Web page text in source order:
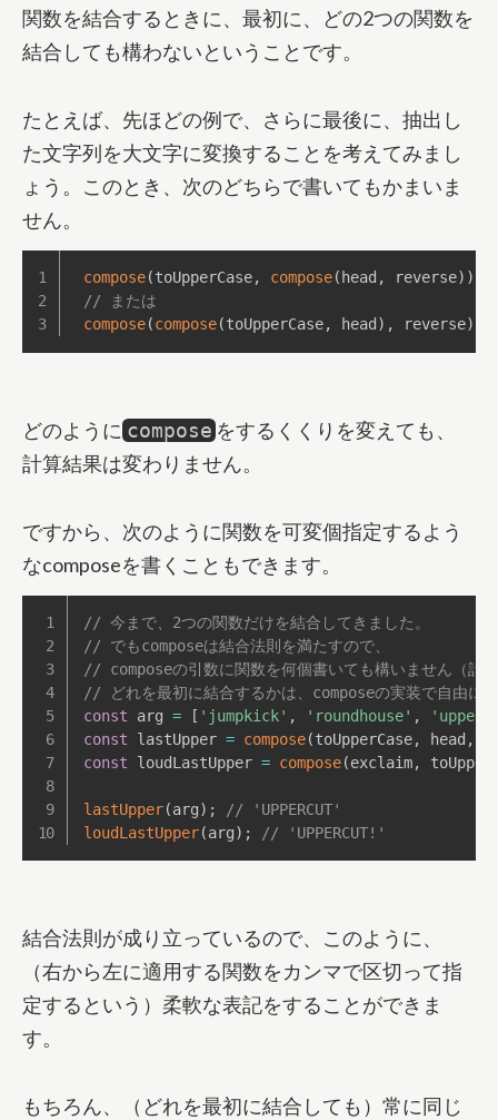
関数を結合するときに、最初に、どの2つの関数を
結合しても構わないということです。
たとえば、先ほどの例で、さらに最後に、抽出し
た文字列を大文字に変換することを考えてみまし
ょう。このとき、次のどちらで書いてもかまいま
せん。
compose(toUpperCase, compose( head , reverse) )
// または
compose(compose(toUpperCase, head ) , reverse)
どのように compose をするくくりを変えても、
計算結果は変わりません。
ですから、次のように関数を可変個指定するよう
なcomposeを書くこともできます。
// 今まで、2つの関数だけを結合してきました。
// でもcomposeは結合法則を満たすので、
// composeの引数に関数を何個書いても構いません（計
// どれを最初に結合するかは、composeの実装で自由に
const arg = [ 'jumpkick' , 'roundhouse' ,
const lastUpper = compose(toUpperCase, head ,
const loudLastUpper = compose(exclaim,
lastUpper(arg) ;
// 'UPPERCUT'
loudLastUpper(arg) ; // 'UPPERCUT!'
結合法則が成り立っているので、このように、
（右から左に適用する関数をカンマで区切って指
定するという）柔軟な表記をすることができま
す。
もちろん、（どれを最初に結合しても）常に同じ